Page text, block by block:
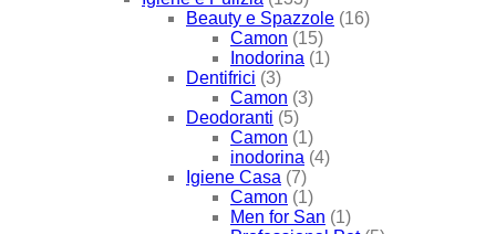
Beauty e Spazzole (16)
Camon (15)
Inodorina (1)
Dentifrici (3)
Camon (3)
Deodoranti (5)
Camon (1)
inodorina (4)
Igiene Casa (7)
Camon (1)
Men for San (1)